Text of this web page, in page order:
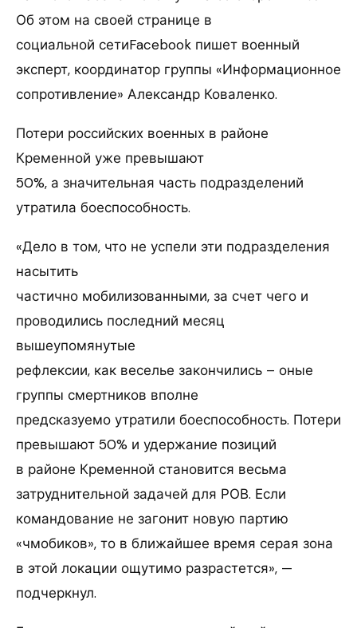
Об этом на своей странице в
социальной сетиFacebook пишет военный
эксперт, координатор группы «Информационное
сопротивление» Александр Коваленко.
Потери российских военных в районе
Кременной уже превышают
50%, а значительная часть подразделений
утратила боеспособность.
«Дело в том, что не успели эти подразделения
насытить
частично мобилизованными, за счет чего и
проводились последний месяц
вышеупомянутые
рефлексии, как веселье закончились – оные
группы смертников вполне
предсказуемо утратили боеспособность. Потери
превышают 50% и удержание позиций
в районе Кременной становится весьма
затруднительной задачей для РОВ. Если
командование не загонит новую партию
«чмобиков», то в ближайшее время серая зона
в этой локации ощутимо разрастется», —
подчеркнул.